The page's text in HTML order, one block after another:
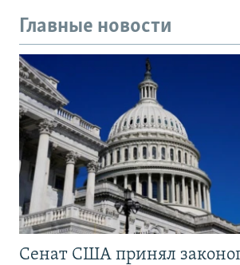
Главные новости
Сенат США принял